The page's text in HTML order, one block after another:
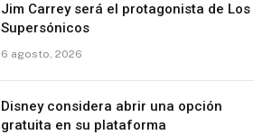
Jim Carrey será el protagonista de Los
Supersónicos
6 agosto, 2026
Disney considera abrir una opción
gratuita en su plataforma